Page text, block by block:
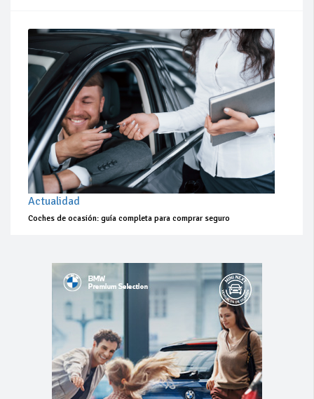
Actualidad
Coches de ocasión: guía completa para comprar seguro